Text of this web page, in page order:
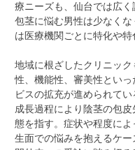
療ニーズも、仙台では広
包茎に悩む男性は少なく
は医療機関ごとに特化や特
地域に根ざしたクリニッ
性、機能性、審美性とい
ビスの拡充が進められて
成長過程により陰茎の包
態を指す。症状や程度に
生面での悩みを抱えるケ